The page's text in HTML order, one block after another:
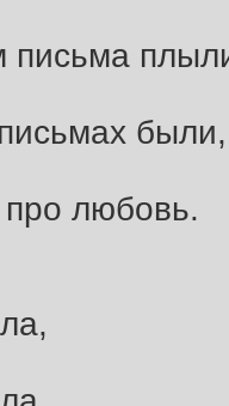
письма
были,
любовь.